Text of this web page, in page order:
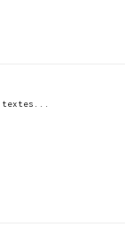
textes...